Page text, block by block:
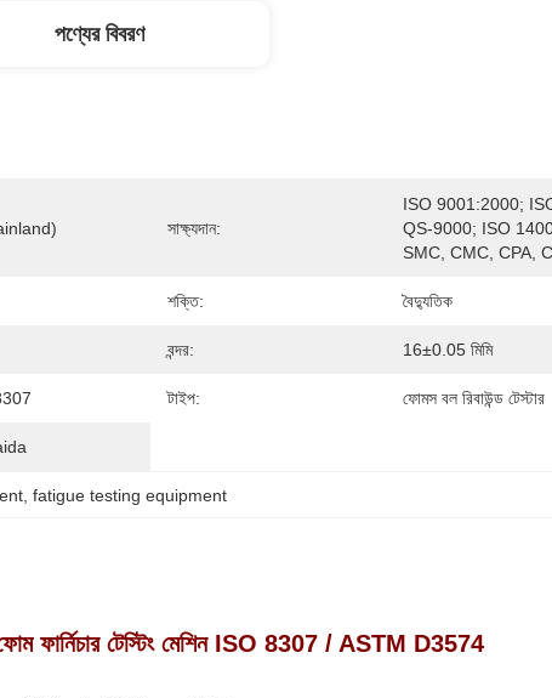
পণ্যের বিবরণ
সাক্ষ্যদান:
ISO 9001:2000;
QS-9000; ISO
SMC, CMC, CPA,
শক্তি: বৈদ্যুতিক
বন্দর: 16±0.05 মিমি
টাইপ: ফোমস বল রিবাউন্ড টেস্টার
, fatigue testing equipment
ফোম ফার্নিচার টেস্টিং মেশিন ISO 8307 / ASTM D3574